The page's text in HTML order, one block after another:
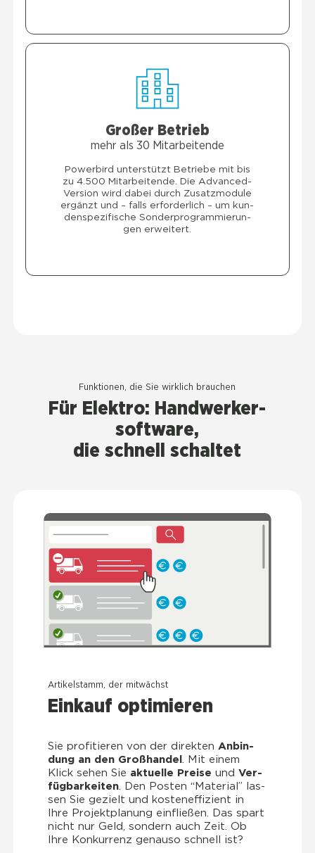
Gro­ßer Betrieb
mehr als 30 Mit­ar­bei­ten­de
Power­bird unter­stützt Betrie­be mit bis
zu 4.500 Mit­ar­bei­ten­de. Die Advan­ced-
Ver­si­on wird dabei durch Zusatz­mo­du­le
ergänzt und – falls erfor­der­lich – um kun­
den­spe­zi­fi­sche Son­der­pro­gram­mie­run­
gen erwei­tert.
Funk­tio­nen, die Sie wirk­lich brau­chen
Für Elek­tro: Handwerker­
software,
die schnell schal­tet
Arti­kel­stamm, der mit­wächst
Ein­kauf opti­mie­ren
Sie pro­fi­tie­ren von der direk­ten Anbin­
dung an den Groß­han­del
. Mit einem
Klick sehen Sie aktu­el­le Prei­se und Ver­
füg­bar­kei­ten. Den Pos­ten “Mate­ri­al” las­
sen Sie gezielt und kos­ten­ef­fi­zi­ent in
Ihre Pro­jekt­pla­nung ein­flie­ßen. Das spart
nicht nur Geld, son­dern auch Zeit. Ob
Ihre Kon­kur­renz genau­so schnell ist?